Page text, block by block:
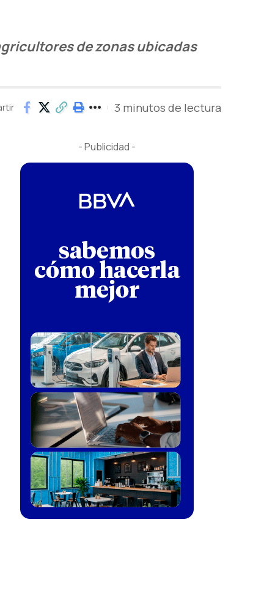
de zonas ubicadas
3 minutos de lectura
- Publicidad -